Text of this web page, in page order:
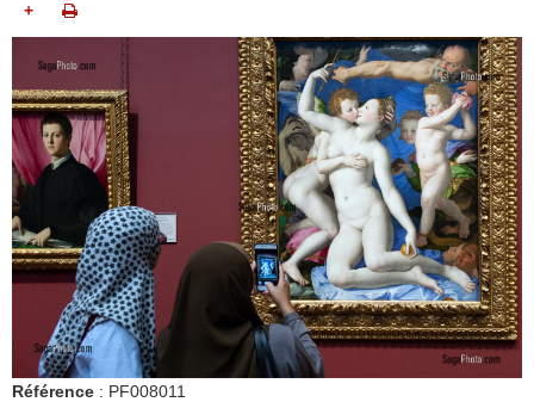
+
Référence : PF008011